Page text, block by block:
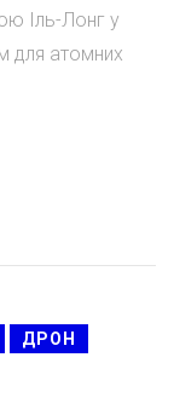
Іль-Лонг у
для атомних
ДРОН